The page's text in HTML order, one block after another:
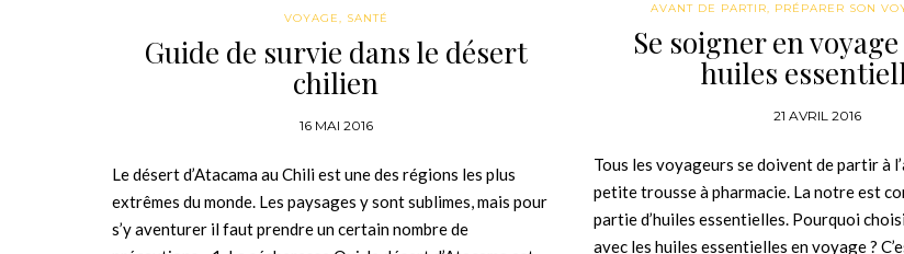
VOYAGE, SANTÉ
Guide de survie dans le désert
chilien
16 MAI 2016
Le désert d’Atacama au Chili est une des régions les plus
extrêmes du monde. Les paysages y sont sublimes, mais pour
s’y aventurer il faut prendre un certain nombre de
AVANT DE PARTIR, PRÉPARER SON
Se soigner en
huiles
21 AVRIL 2016
Tous les voyageurs se doivent de partir à
petite trousse à pharmacie. La notre est
partie d’huiles essentielles. Pourquoi
avec les huiles essentielles en voyage ?